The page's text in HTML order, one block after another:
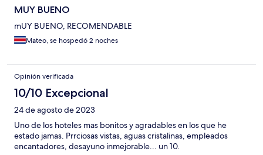
MUY BUENO
mUY BUENO, RECOMENDABLE
Mateo, se hospedó 2 noches
Opinión verificada
10/10 Excepcional
24 de agosto de 2023
Uno de los hoteles mas bonitos y agradables en los que he
estado jamas. Prrciosas vistas, aguas cristalinas, empleados
encantadores, desayuno inmejorable... un 10.